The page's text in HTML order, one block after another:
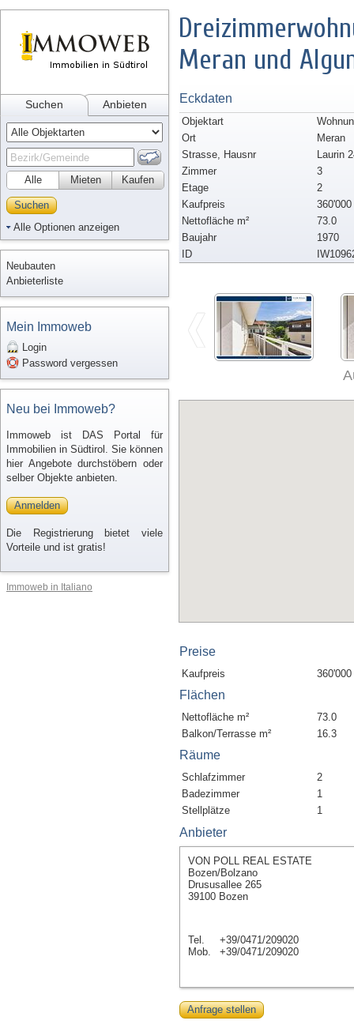
Suchen Anbieten
Alle Kaufen
Mieten
Suchen
Alle Optionen anzeigen
Neubauten
Anbieterliste
Mein Immoweb
Login
Password vergessen
Neu bei Immoweb?
Immoweb ist DAS Portal für
Immobilien in Südtirol. Sie können
hier Angebote durchstöbern oder
selber Objekte anbieten.
Anmelden
Die Registrierung bietet viele
Vorteile und ist gratis!
Immoweb in Italiano
Meran und
Eckdaten
Objektart
Ort
Meran
Strasse, Hausnr
Laurin
Zimmer
3
Etage
2
Kaufpreis
360'000
Nettofläche m²
73.0
Baujahr
1970
ID
Preise
Kaufpreis 360'000
Flächen
Nettofläche m²
73.0
Balkon/Terrasse m²
16.3
Räume
Schlafzimmer
2
Badezimmer
1
Stellplätze
1
Anbieter
VON POLL REAL ESTATE
Bozen/Bolzano
Drususallee 265
39100 Bozen
Tel.
+39/0471/209020
Mob.
+39/0471/209020
Anfrage stellen